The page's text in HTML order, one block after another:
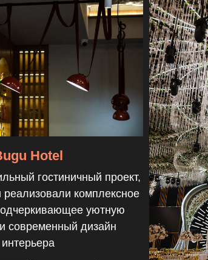
Hotel
гостиничный проект,
комплексное
уютную
современный дизайн
интерьера